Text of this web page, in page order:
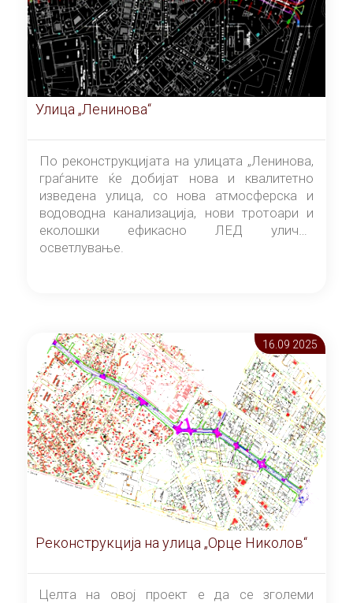
Улица „Ленинова“
По реконструкцијата на улицата „Ленинова,
граѓаните ќе добијат нова и квалитетно
изведена улица, со нова атмосферска и
водоводна канализација, нови тротоари и
еколошки ефикасно ЛЕД улично
осветлување.
16.09 2025
Реконструкција на улица „Орце Николов“
Целта на овој проект е да се зголеми